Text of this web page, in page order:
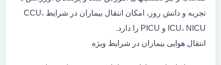
تجربه و دانش روز، امکان انتقال بیماران در شرایط CCU،
ICU، NICU و PICU را دارد.
انتقال هوایی بیماران در شرایط ویژه